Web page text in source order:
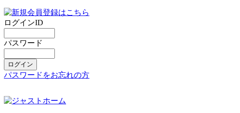
ログインID
パスワード
パスワードをお忘れの方